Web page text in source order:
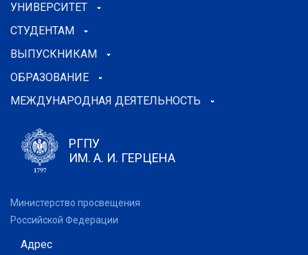
УНИВЕРСИТЕТ
СТУДЕНТАМ
ВЫПУСКНИКАМ
ОБРАЗОВАНИЕ
МЕЖДУНАРОДНАЯ ДЕЯТЕЛЬНОСТЬ
РГПУ
ИМ. А. И. ГЕРЦЕНА
Министерство просвещения
Российской Федерации
Адрес